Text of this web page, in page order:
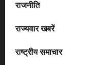
राजनीति
राज्यवार खबरें
राष्ट्रीय समाचार